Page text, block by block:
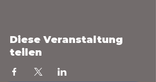
Diese Veranstaltung
teilen